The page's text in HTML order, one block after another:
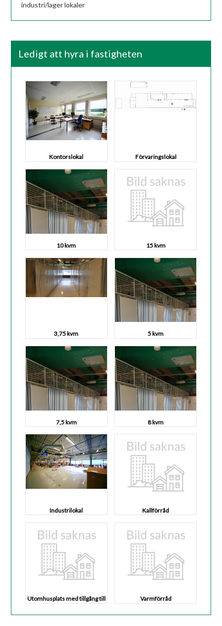
industri/lager lokaler
Ledigt att hyra i fastigheten
Kontorslokal Förvaringslokal
10 kvm 15 kvm
3,75 kvm 5 kvm
7,5 kvm 8 kvm
Industrilokal Kallförråd
Utomhusplats med tillgång till
Varmförråd